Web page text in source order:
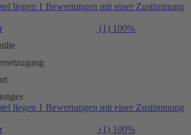
liegen 1 Bewertungen mit einer Zustimmung
(1) 100%
liegen 1 Bewertungen mit einer Zustimmung
(1) 100%